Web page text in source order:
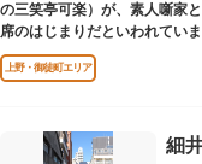
の三笑亭可楽）が、素人噺家
席のはじまりだといわれていま
上野・御徒町エリア
細